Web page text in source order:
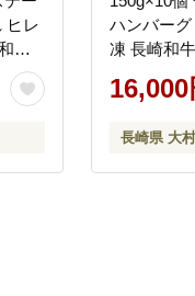
ヒレ
牛
るし
ハンバー
凍 長崎和
くだけ /
アー
16,000
長崎県 大